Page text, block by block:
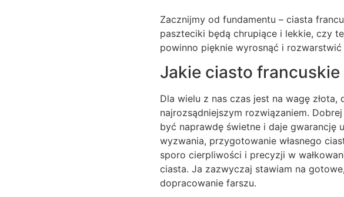
Zacznijmy od fundamentu – ciasta
paszteciki będą chrupiące i lekkie, czy
powinno pięknie wyrosnąć i
Jakie ciasto
Dla wielu z nas czas jest na wagę
najrozsądniejszym rozwiązaniem.
być naprawdę świetne i daje gwarancję
wyzwania, przygotowanie własnego
sporo cierpliwości i precyzji w
ciasta. Ja zazwyczaj stawiam na
dopracowanie farszu.